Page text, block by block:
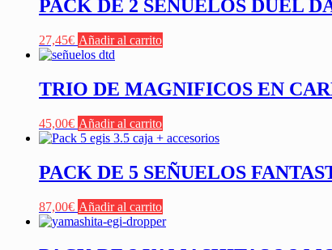
PACK DE 2 SEÑUELOS DUEL
27,45€ Añadir al carrito
TRIO DE MAGNIFICOS EN
45,00€ Añadir al carrito
PACK DE 5 SEÑUELOS
87,00€ Añadir al carrito